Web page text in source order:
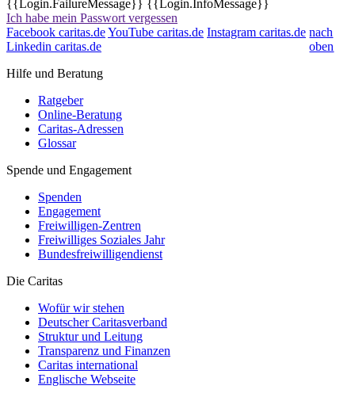
{{Login.FailureMessage}} {{Login.InfoMessage}}
Ich habe mein Passwort vergessen
Facebook caritas.deYouTube caritas.de Instagram caritas.de
Linkedin caritas.de
nach
oben
Hilfe und Beratung
Ratgeber
Online-Beratung
Caritas-Adressen
Glossar
Spende und Engagement
Spenden
Engagement
Freiwilligen-Zentren
Freiwilliges Soziales Jahr
Bundesfreiwilligendienst
Die Caritas
Wofür wir stehen
Deutscher Caritasverband
Struktur und Leitung
Transparenz und Finanzen
Caritas international
Englische Webseite